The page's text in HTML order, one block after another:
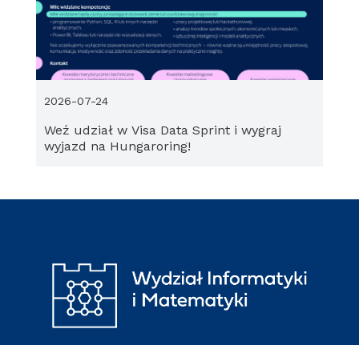
Weź udział w Visa Data Sprint i wygraj
wyjazd na Hungaroring!
2026-07-24